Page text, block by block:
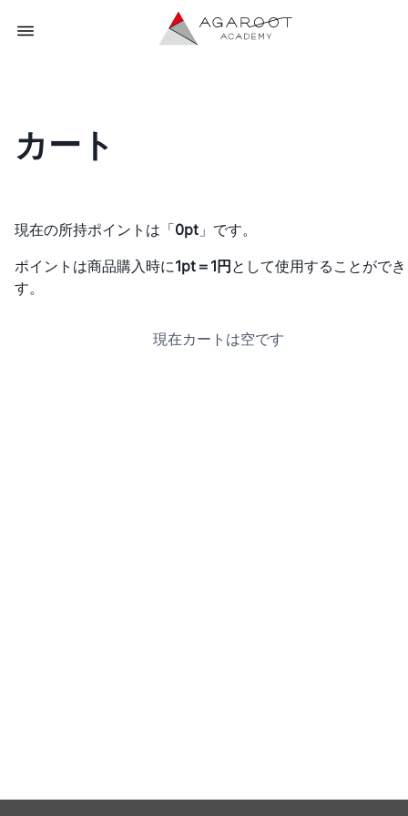
カート
現在の所持ポイントは「0pt 」です。
ポイントは商品購入時に1pt＝1円として使用することがで
す。
現在カートは空です